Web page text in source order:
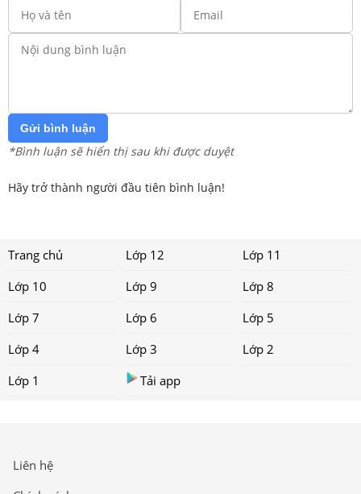
Gửi bình luận
*Bình luận sẽ hiển thị sau khi được duyệt
Hãy trở thành người đầu tiên bình luận!
Trang chủ Lớp 12
Lớp 11
Lớp 10
Lớp 9
Lớp 8
Lớp 7
Lớp 6
Lớp 5
Lớp 4
Lớp 3
Lớp 2
Lớp 1
Tải app
Liên hệ